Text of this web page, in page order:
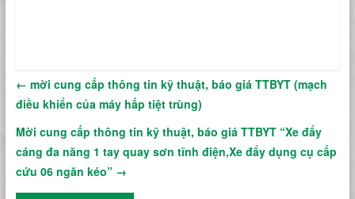
← mời cung cấp thông tin kỹ thuật, báo giá TTBYT (mạch
điều khiển của máy hấp tiệt trùng)
Mời cung cấp thông tin kỹ thuật, báo giá TTBYT “Xe đẩy
cáng đa năng 1 tay quay sơn tĩnh điện,Xe đẩy dụng cụ cấp
cứu 06 ngăn kéo” →